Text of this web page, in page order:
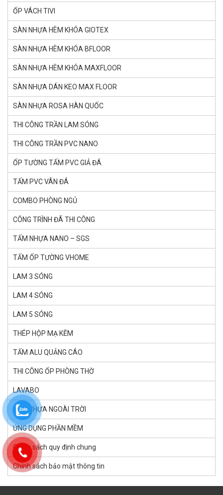
ỐP VÁCH TIVI
SÀN NHỰA HÈM KHÓA GlOTEX
SÀN NHỰA HÈM KHÓA BFLOOR
SÀN NHỰA HÈM KHÓA MAXFLOOR
SÀN NHỰA DÁN KEO MAX FLOOR
SÀN NHỰA ROSA HÀN QUỐC
THI CÔNG TRẦN LAM SÓNG
THI CÔNG TRẦN PVC NANO
ỐP TƯỜNG TẤM PVC GIẢ ĐÁ
TẤM PVC VÂN ĐÁ
COMBO PHÒNG NGỦ
CÔNG TRÌNH ĐÃ THI CÔNG
TẤM NHỰA NANO – SGS
TẤM ỐP TƯỜNG VHOME
LAM 3 SÓNG
LAM 4 SÓNG
LAM 5 SÓNG
THÉP HỘP MẠ KẼM
TẤM ALU QUẢNG CÁO
THI CÔNG ỐP PHÒNG THỜ
LAVABO
SÀN NHỰA NGOÀI TRỜI
ỨNG DỤNG PHẦN MỀM
Chính sách quy định chung
Chính sách bảo mật thông tin